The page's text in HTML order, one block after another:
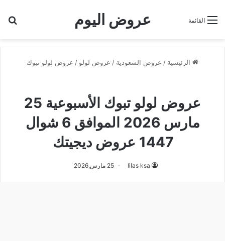
عروض اليوم القائمة
الرئيسية / عروض السعودية / عروض لولو / عروض لولو تبوك
عروض لولو تبوك الأسبوعية 25
مارس 2026 الموافق 6 شوال
1447 عروض ديجيتك
lilas ksa 25 مارس,2026